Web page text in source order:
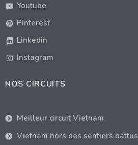
Youtube
Pinterest
Linkedin
Instagram
NOS CIRCUITS
Meilleur circuit Vietnam
Vietnam hors des sentiers battus